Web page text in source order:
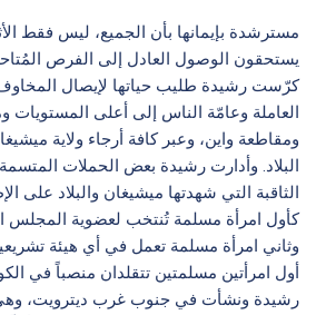
مسترشدة بإيمانها بأن الجميع، ليس فقط
يستحقون الوصول العادل إلى الفرص
كرّست رشيدة طليب حياتها لإيصال المخاوف
العاملة وعامّة الناس إلى أعلى المستويات
ومقاطعة واين، وعبر كافة أرجاء ولاية
البلاد. وأدارت رشيدة بعض الحملات
الثاقبة التي شهدتها ميشيغان والبلاد على
كأول امرأة مسلمة تُنتخب لعضوية المجلس
وثاني امرأة مسلمة تعمل في أي هيئة
أول امرأتين مسلمتين تتقلدان منصباً في
رشيدة ونشأت في جنوب غرب ديترويت، وهي